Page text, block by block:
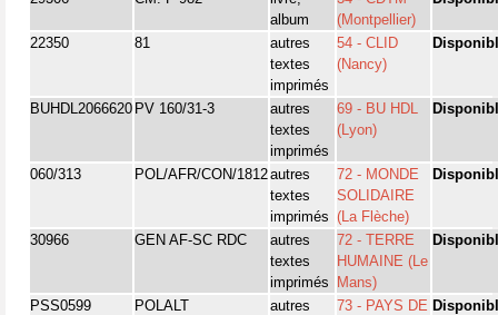
album
(Montpellier)
22350 81
autres
textes
imprimés
54 - CLID
(Nancy)
BUHDL2066620 PV 160/31-3
autres
textes
imprimés
69 - BU HDL
(Lyon)
060/313 POL/AFR/CON/1812autres
textes
imprimés
72 - MONDE
SOLIDAIRE
(La Flèche)
30966 GEN AF-SC RDC
autres
textes
imprimés
72 - TERRE
HUMAINE (Le
Mans)
PSS0599 POLALT
autres
73 - PAYS DE